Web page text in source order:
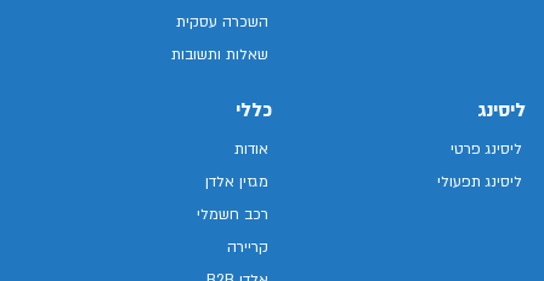
השכרה עסקית
שאלות ותשובות
ליסינג
ליסינג פרטי
ליסינג תפעולי
כללי
אודות
מגזין אלדן
רכב חשמלי
קריירה